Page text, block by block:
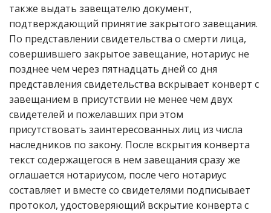
также выдать завещателю документ,
подтверждающий принятие закрытого завещания.
По представлении свидетельства о смерти лица,
совершившего закрытое завещание, нотариус не
позднее чем через пятнадцать дней со дня
представления свидетельства вскрывает конверт с
завещанием в присутствии не менее чем двух
свидетелей и пожелавших при этом
присутствовать заинтересованных лиц из числа
наследников по закону. После вскрытия конверта
текст содержащегося в нем завещания сразу же
оглашается нотариусом, после чего нотариус
составляет и вместе со свидетелями подписывает
протокол, удостоверяющий вскрытие конверта с